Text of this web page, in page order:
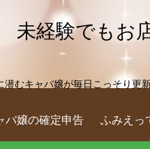
未経験でもお
潜むキャバ嬢が毎日こっそり更
バ嬢の確定申告 ふみえっ